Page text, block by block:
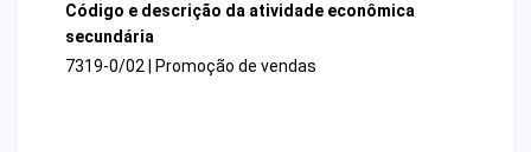
Código e descrição da atividade econômica
secundária
7319-0/02 | Promoção de vendas